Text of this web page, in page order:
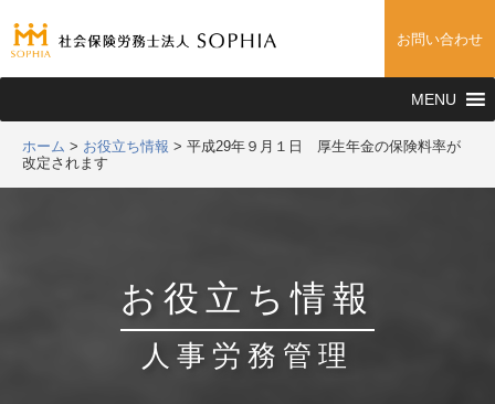
お問い合わせ
MENU
ホーム > お役立ち情報 > 平成29年９⽉１⽇ 厚生年金の保険料率が
改定されます
お役立ち情報
人事労務管理